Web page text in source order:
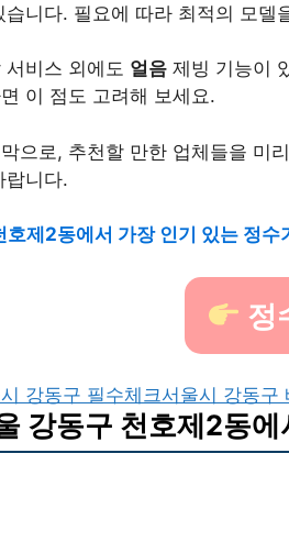
습니다. 필요에 따라 최적의 모델
서비스 외에도 얼음 제빙 기능이
이 점도 고려해 보세요.
으로, 추천할 만한 업체들을 미
랍니다.
호제2동에서 가장 인기 있는 정수
정
강동구 필수체크서울시 강동구
강동구 천호제2동